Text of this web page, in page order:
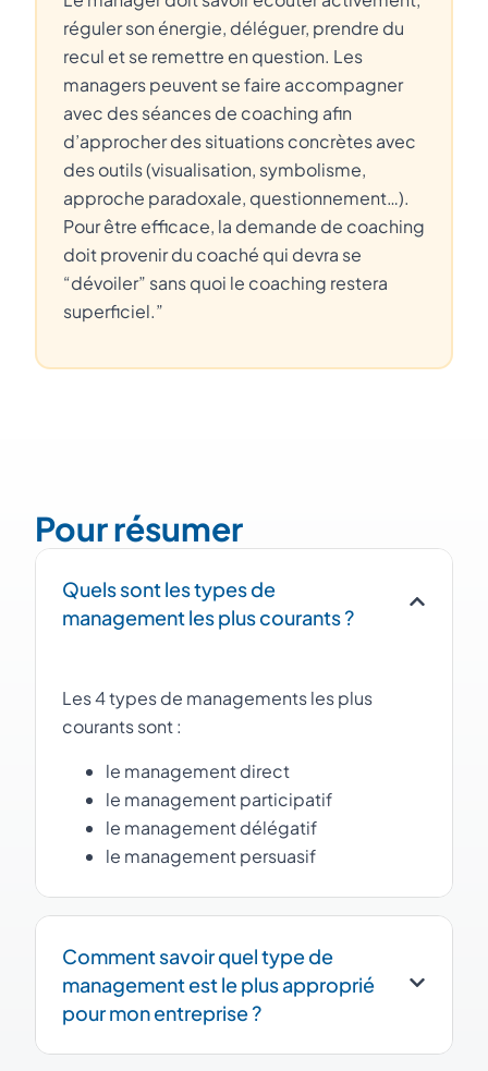
réguler son énergie, déléguer, prendre du
recul et se remettre en question. Les
managers peuvent se faire accompagner
avec des séances de coaching afin
d’approcher des situations concrètes avec
des outils (visualisation, symbolisme,
approche paradoxale, questionnement…).
Pour être efficace, la demande de coaching
doit provenir du coaché qui devra se
“dévoiler” sans quoi le coaching restera
superficiel.”
Pour résumer
Quels sont les types de
management les plus courants ?
Les 4 types de managements les plus
courants sont :
le management direct
le management participatif
le management délégatif
le management persuasif
Comment savoir quel type de
management est le plus approprié
pour mon entreprise ?